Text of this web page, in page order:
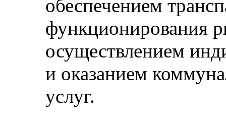
обеспечением
функционирования
осуществлением
и оказанием
услуг.